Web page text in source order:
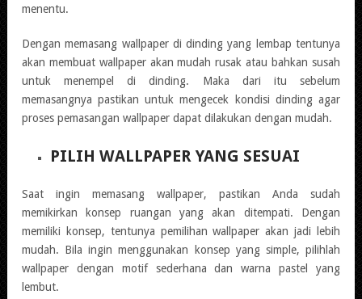
menentu.
Dengan memasang wallpaper di dinding yang lembap tentunya
akan membuat wallpaper akan mudah rusak atau bahkan susah
untuk menempel di dinding. Maka dari itu sebelum
memasangnya pastikan untuk mengecek kondisi dinding agar
proses pemasangan wallpaper dapat dilakukan dengan mudah.
PILIH WALLPAPER YANG SESUAI
Saat ingin memasang wallpaper, pastikan Anda sudah
memikirkan konsep ruangan yang akan ditempati. Dengan
memiliki konsep, tentunya pemilihan wallpaper akan jadi lebih
mudah. Bila ingin menggunakan konsep yang simple, pilihlah
wallpaper dengan motif sederhana dan warna pastel yang
lembut.